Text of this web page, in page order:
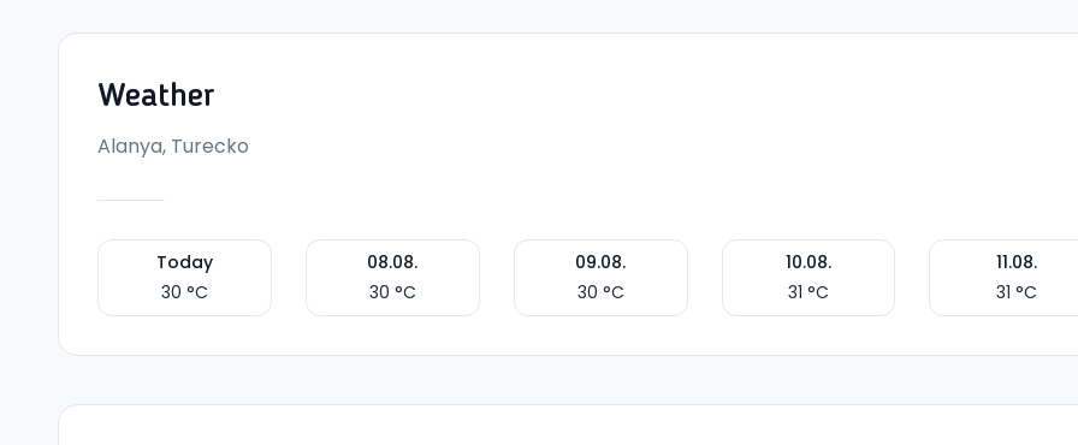
Weather
Alanya, Turecko
Today
30 °C
08.08.
30 °C
09.08.
30 °C
10.08.
31 °C
11.08.
31 °C